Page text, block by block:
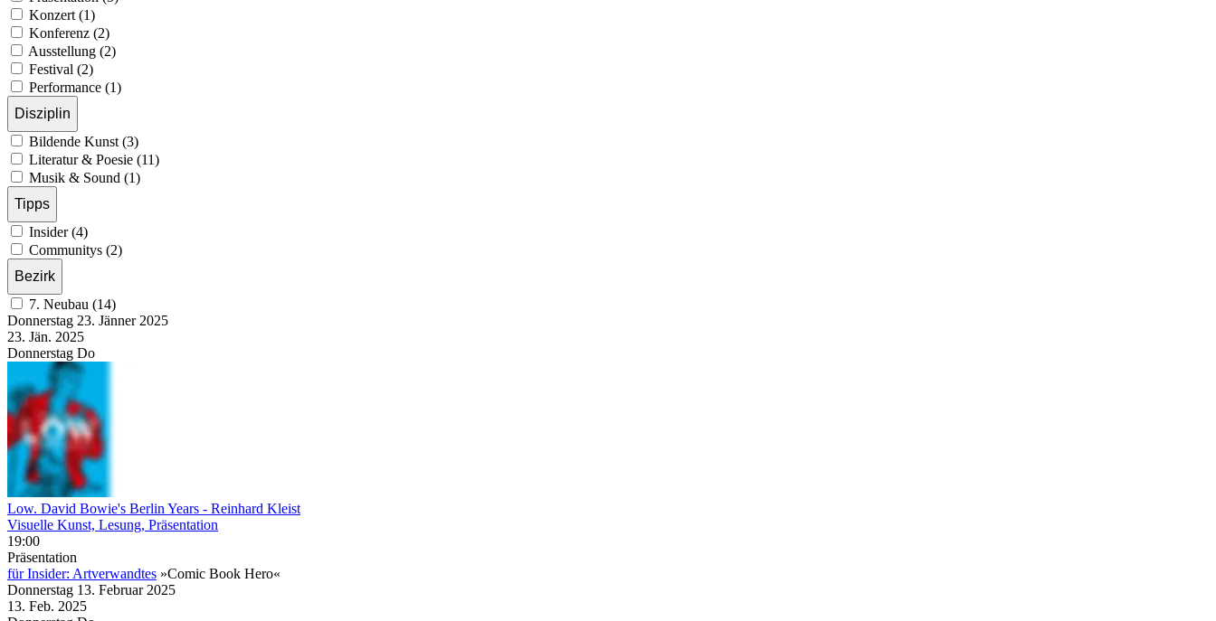
Konzert (1)
Konferenz (2)
Ausstellung (2)
Festival (2)
Performance (1)
Disziplin
Bildende Kunst (3)
Literatur & Poesie (11)
Musik & Sound (1)
Tipps
Insider (4)
Communitys (2)
Bezirk
7. Neubau (14)
Donnerstag 23. Jänner 2025
23. Jän. 2025
Donnerstag Do
Low. David Bowie's Berlin Years - Reinhard Kleist
Visuelle Kunst, Lesung, Präsentation
19:00
Präsentation
für Insider: Artverwandtes »Comic Book Hero«
Donnerstag 13. Februar 2025
13. Feb. 2025